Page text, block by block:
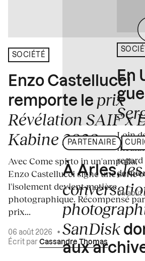
SOCIÉTÉ
Enzo Castellucci
remporte le prix
Révélation SAIF x
Kabine 2026
Avec Come spirto in un'ampolla,
Enzo Castellucci signe une série
l'isolement devient matière
photographique. Récompensé
prix...
06 août 2026
•
Écrit par Cassandre Thomas
PARTENAIRE
À Arles,les
SanDisk
aux
En
Loin
regard
04 août